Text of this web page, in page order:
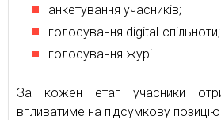
анкетування учасників;
голосування digital-спільноти;
голосування журі.
За кожен етап учасники
впливатиме на підсумкову